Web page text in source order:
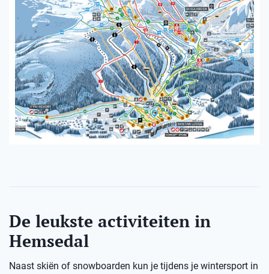
De leukste activiteiten in
Hemsedal
Naast skiën of snowboarden kun je tijdens je wintersport in